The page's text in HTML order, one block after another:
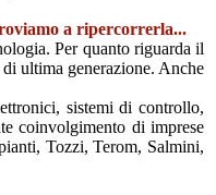
a ripercorrerla...
Per quanto riguarda il
ultima generazione. Anche
sistemi di controllo,
coinvolgimento di imprese
Tozzi, Terom, Salmini,